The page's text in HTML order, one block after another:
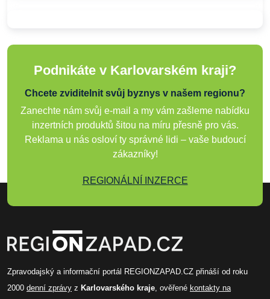
Podnikáte v Karlovarském kraji?
Chcete zviditelnit svůj byznys v našem regionu?
Zanechte nám svůj e-mail a my vám zašleme nabídku
inzertních produktů šitou na míru přesně pro vás.
Reklama u nás osloví ty správné lidi – vaše budoucí
zákazníky!
REGIONÁLNÍ INZERCE
Zpravodajský a informační portál REGIONZAPAD.CZ přináší od roku
2000 denní zprávy z Karlovarského kraje, ověřené kontakty na